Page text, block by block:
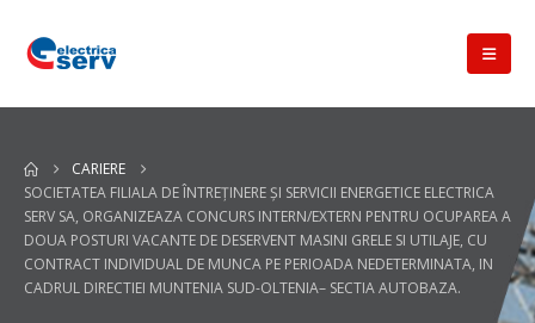
CARIERE
SOCIETATEA FILIALA DE ÎNTREŢINERE ŞI SERVICII ENERGETICE ELECTRICA
SERV SA, ORGANIZEAZA CONCURS INTERN/EXTERN PENTRU OCUPAREA A
DOUA POSTURI VACANTE DE DESERVENT MASINI GRELE SI UTILAJE, CU
CONTRACT INDIVIDUAL DE MUNCA PE PERIOADA NEDETERMINATA, IN
CADRUL DIRECTIEI MUNTENIA SUD-OLTENIA– SECTIA AUTOBAZA.